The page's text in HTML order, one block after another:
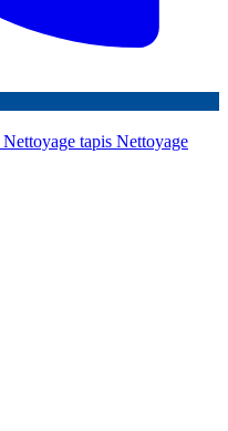
Nettoyage tapis Nettoyage